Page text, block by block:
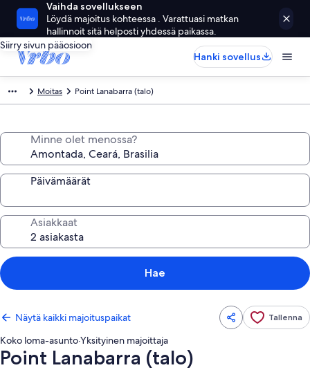
Vaihda sovellukseen
Löydä majoitus kohteessa . Varattuasi matkan
hallinnoit sitä helposti yhdessä paikassa.
Siirry sivun pääosioon
Hanki sovellus
Moitas Point Lanabarra (talo)
Minne olet menossa?
Päivämäärät
Asiakkaat
Hae
Näytä kaikki majoituspaikat Tallenna
Koko loma-asunto·Yksityinen majoittaja
Point Lanabarra (talo)